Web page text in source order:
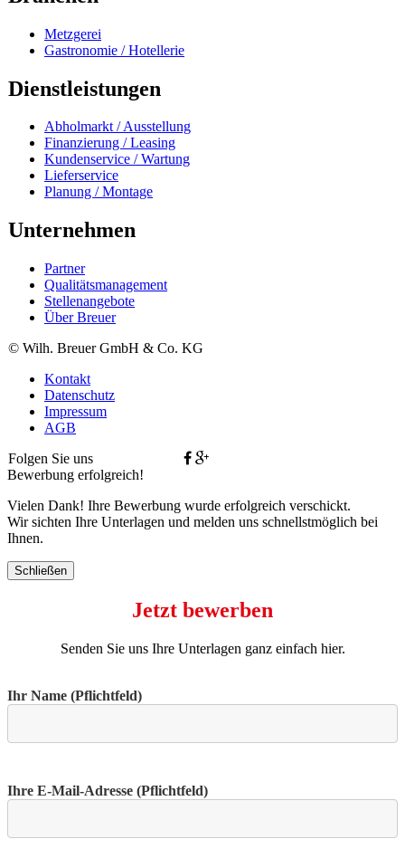
Metzgerei
Gastronomie / Hotellerie
Dienstleistungen
Abholmarkt / Ausstellung
Finanzierung / Leasing
Kundenservice / Wartung
Lieferservice
Planung / Montage
Unternehmen
Partner
Qualitätsmanagement
Stellenangebote
Über Breuer
© Wilh. Breuer GmbH & Co. KG
Kontakt
Datenschutz
Impressum
AGB
Folgen Sie uns
Bewerbung erfolgreich!
Vielen Dank! Ihre Bewerbung wurde erfolgreich verschickt.
Wir sichten Ihre Unterlagen und melden uns schnellstmöglich bei
Ihnen.
Schließen
Jetzt bewerben
Senden Sie uns Ihre Unterlagen ganz einfach hier.
Ihr Name (Pflichtfeld)
Ihre E-Mail-Adresse (Pflichtfeld)